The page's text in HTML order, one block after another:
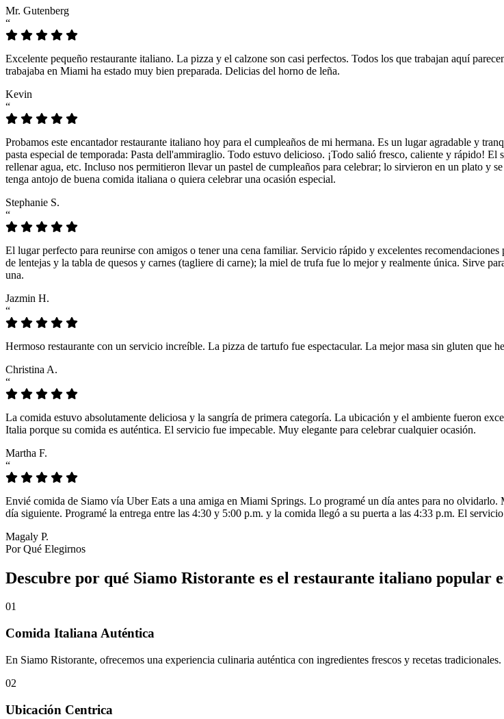
Mr. Gutenberg
“
Excelente pequeño restaurante italiano. La pizza y el calzone son casi perfectos. Todos los que trabajan aquí
trabajaba en Miami ha estado muy bien preparada. Delicias del horno de leña.
Kevin
“
Probamos este encantador restaurante italiano hoy para el cumpleaños de mi hermana. Es un lugar agradable y
pasta especial de temporada: Pasta dell'ammiraglio. Todo estuvo delicioso. ¡Todo salió fresco, caliente y rápido!
rellenar agua, etc. Incluso nos permitieron llevar un pastel de cumpleaños para celebrar; lo sirvieron en un plato y
tenga antojo de buena comida italiana o quiera celebrar una ocasión especial.
Stephanie S.
“
El lugar perfecto para reunirse con amigos o tener una cena familiar. Servicio rápido y excelentes
de lentejas y la tabla de quesos y carnes (tagliere di carne); la miel de trufa fue lo mejor y realmente única. Sirve
una.
Jazmin H.
“
Hermoso restaurante con un servicio increíble. La pizza de tartufo fue espectacular. La mejor masa sin gluten que
Christina A.
“
La comida estuvo absolutamente deliciosa y la sangría de primera categoría. La ubicación y el ambiente fueron
Italia porque su comida es auténtica. El servicio fue impecable. Muy elegante para celebrar cualquier ocasión.
Martha F.
“
Envié comida de Siamo vía Uber Eats a una amiga en Miami Springs. Lo programé un día antes para no
día siguiente. Programé la entrega entre las 4:30 y 5:00 p.m. y la comida llegó a su puerta a las 4:33 p.m. El
Magaly P.
Por Qué Elegirnos
Descubre por qué Siamo Ristorante es el restaurante italiano popular
01
Comida Italiana Auténtica
En Siamo Ristorante, ofrecemos una experiencia culinaria auténtica con ingredientes frescos y recetas
02
Ubicación Centrica